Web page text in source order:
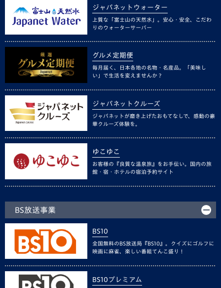
ジャパネットウォーター
上質な「富士山の天然水」。安心・安全、こだわ
りのウォーターサーバー
グルメ定期便
毎月届く、日本各地の名物・名産品。「美味し
い」で生活を変えませんか？
ジャパネットクルーズ
ジャパネットが磨き上げたおもてなしで、感動の豪
華クルーズ体験を。
ゆこゆこ
お客様の『良質な温泉旅』をお手伝い。国内の旅
館・宿・ホテルの宿泊予約サイト
BS放送事業
BS10
全国無料のBS放送局『BS10』。クイズにゴルフに
映画に麻雀、楽しい番組てんこ盛り！
BS10プレミアム